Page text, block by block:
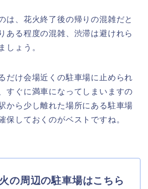
は、花火終了後の帰りの混雑だと
ある程度の混雑、渋滞は避けれら
しょう。
だけ会場近くの駐車場に止められ
すぐに満車になってしまいますの
から少し離れた場所にある駐車場
保しておくのがベストですね。
の周辺の駐車場はこちら